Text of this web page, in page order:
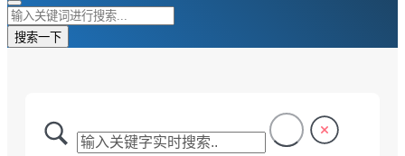
搜索一下